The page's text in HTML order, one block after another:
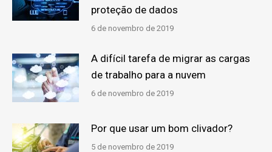
proteção de dados
6 de novembro de 2019
A difícil tarefa de migrar as cargas
de trabalho para a nuvem
6 de novembro de 2019
Por que usar um bom clivador?
5 de novembro de 2019